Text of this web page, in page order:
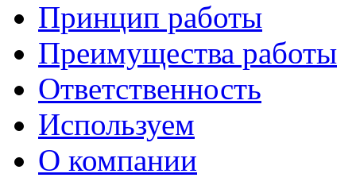
Принцип работы
Преимущества работы
Ответственность
Используем
О компании